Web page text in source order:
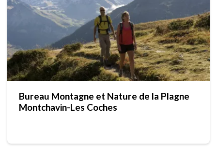
Bureau Montagne et Nature de la Plagne
Montchavin-Les Coches